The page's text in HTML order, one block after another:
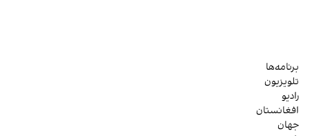
برنامه‌ها
تلویزیون
رادیو
افغانستان
جهان